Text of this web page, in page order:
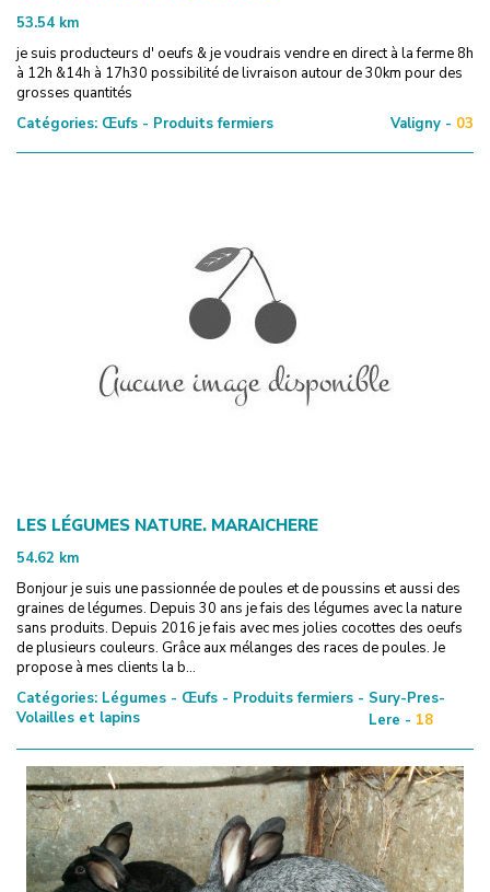
53.54 km
je suis producteurs d' oeufs & je voudrais vendre en direct à la ferme 8h
à 12h &14h à 17h30 possibilité de livraison autour de 30km pour des
grosses quantités
Catégories: Œufs - Produits fermiers Valigny - 03
LES LÉGUMES NATURE. MARAICHERE
54.62 km
Bonjour je suis une passionnée de poules et de poussins et aussi des
graines de légumes. Depuis 30 ans je fais des légumes avec la nature
sans produits. Depuis 2016 je fais avec mes jolies cocottes des oeufs
de plusieurs couleurs. Grâce aux mélanges des races de poules. Je
propose à mes clients la b...
Catégories: Légumes - Œufs - Produits fermiers -
Volailles et lapins
Sury-Pres-
Lere - 18